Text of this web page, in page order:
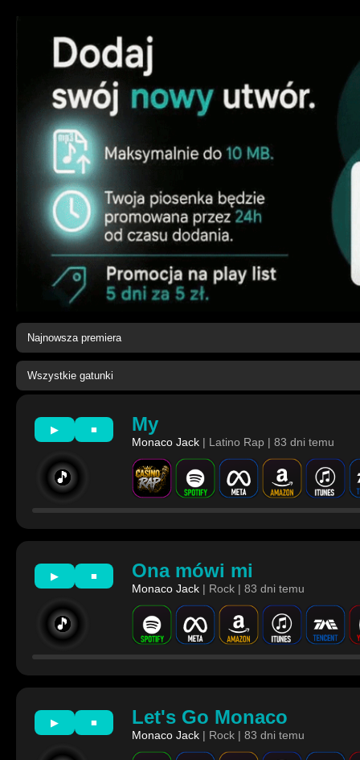
▶ ■
🎵
My
Monaco Jack | Latino Rap | 83 dni temu
▶ ■
🎵
Ona mówi mi
Monaco Jack | Rock | 83 dni temu
▶ ■ Let's Go Monaco
Monaco Jack | Rock | 83 dni temu